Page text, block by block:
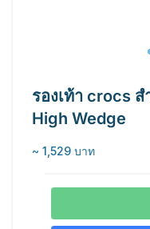
รองเท้า crocs
High Wedge
~ 1,529 บาท